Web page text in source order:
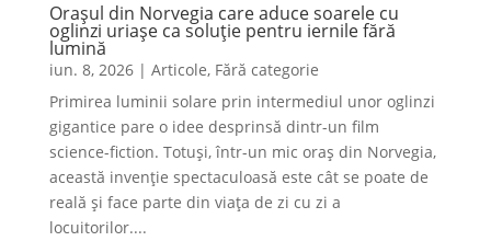
Orașul din Norvegia care aduce soarele cu
oglinzi uriașe ca soluție pentru iernile fără
lumină
iun. 8, 2026| Articole, Fără categorie
Primirea luminii solare prin intermediul unor oglinzi
gigantice pare o idee desprinsă dintr-un film
science-fiction. Totuși, într-un mic oraș din Norvegia,
această invenție spectaculoasă este cât se poate de
reală și face parte din viața de zi cu zi a
locuitorilor....